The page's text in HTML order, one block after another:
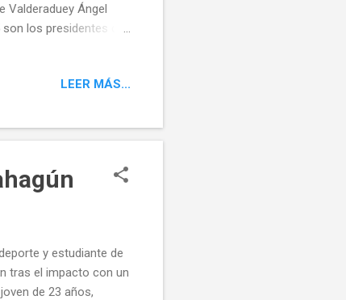
Valderaduey Ángel
son los presidentes que
Martínez Godos ,
LEER MÁS...
y estudiante de
tras el impacto con un
de 23 años,